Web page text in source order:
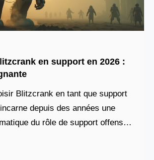
en support en 2026 :
Blitzcrank en tant que support
depuis des années une
du rôle de support offensif.